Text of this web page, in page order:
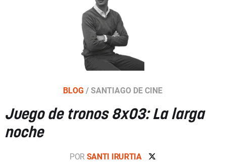
BLOG / SANTIAGO DE CINE
Juego de tronos 8x03: La larga
noche
POR SANTI IRURTIA